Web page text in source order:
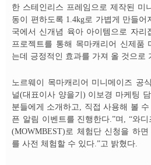
한 스테인리스 프레임으로 제작된 미
동이 편하도록 1.4kg로 가볍게 만들어
국에서 신개념 육아 아이템으로 자리
프로젝트를 통해 목마캐리어 신제품
는데 긍정적인 효과를 가져 올 것으로
노르웨이 목마캐리어 미니메이즈 공
널(대표이사 양을기) 이보경 마케팅
분들에게 소개하고, 직접 사용해 볼
픈 알림 이벤트를 진행한다.”며, “와
(MOWMBEST)로 체험단 신청을 하
를 사전 체험할 수 있다.”고 밝혔다.